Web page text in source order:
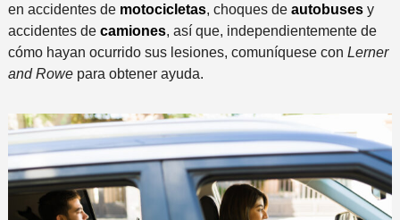
en accidentes de motocicletas, choques de autobusesy
accidentes de camiones, así que, independientemente de
cómo hayan ocurrido sus lesiones, comuníquese con Lerner
and Rowepara obtener ayuda.